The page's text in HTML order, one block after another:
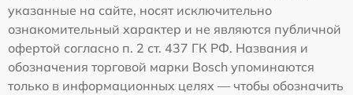
указанные на сайте, носят исключительно
ознакомительный характер и не являются публичной
офертой согласно п. 2 ст. 437 ГК РФ. Названия и
обозначения торговой марки Bosch упоминаются
только в информационных целях — чтобы обозначить